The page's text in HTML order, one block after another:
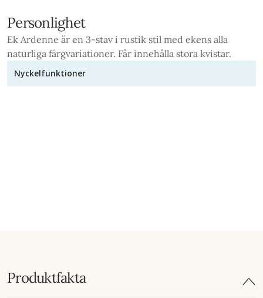
Personlighet
Ek Ardenne är en 3-stav i rustik stil med ekens alla
naturliga färgvariationer. Får innehålla stora kvistar.
Nyckelfunktioner
Produktfakta